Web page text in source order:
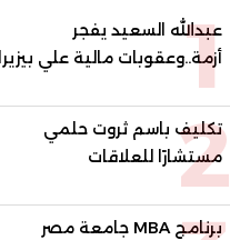
1
عبدالله السعيد يفجر
أزمة..وعقوبات مالية علي بيزيرا
وبانزا
تكليف باسم ثروت حلمي
مستشارًا للعلاقات
الدبلوماسية وعضوًا بالهيئة
برنامج MBA جامعة مصر